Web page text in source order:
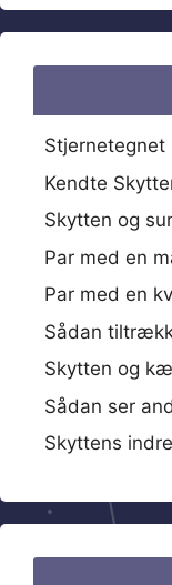
Stjernetegnet
Kendte
Skytten og
Par med en
Par med en
Sådan
Skytten og
Sådan ser
Skyttens